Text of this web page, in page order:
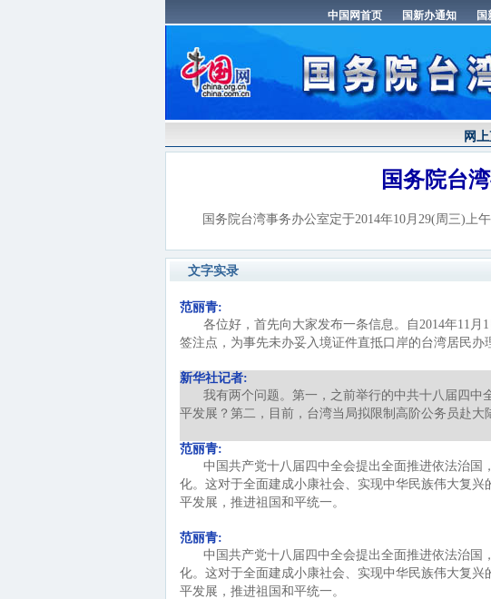
网
国务院台
国务院台湾事务办公室定于2014年10月29(周三)上午
文字实录
范丽青:
各位好，首先向大家发布一条信息。自2014年11
签注点，为事先未办妥入境证件直抵口岸的台湾居民办
新华社记者:
我有两个问题。第一，之前举行的中共十八届四中
平发展？第二，目前，台湾当局拟限制高阶公务员赴大
范丽青:
中国共产党十八届四中全会提出全面推进依法治
化。这对于全面建成小康社会、实现中华民族伟大复
平发展，推进祖国和平统一。
范丽青:
中国共产党十八届四中全会提出全面推进依法治
化。这对于全面建成小康社会、实现中华民族伟大复
平发展，推进祖国和平统一。